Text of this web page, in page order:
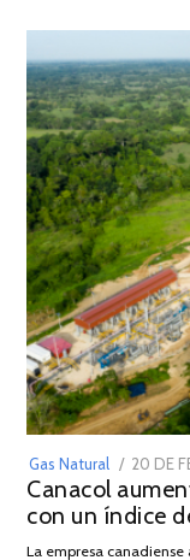
Gas Natural
POSTED
ON
20 DE
Canacol
con un índice
La empresa